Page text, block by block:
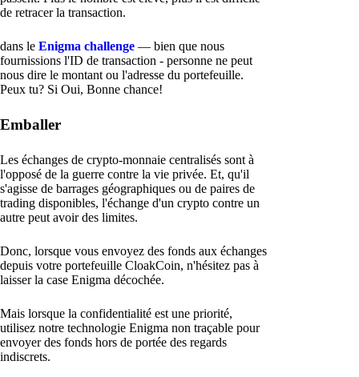
de retracer la transaction.
dans le Enigma challenge — bien que nous
fournissions l'ID de transaction - personne ne peut
nous dire le montant ou l'adresse du portefeuille.
Peux tu? Si Oui, Bonne chance!
Emballer
Les échanges de crypto-monnaie centralisés sont à
l'opposé de la guerre contre la vie privée. Et, qu'il
s'agisse de barrages géographiques ou de paires de
trading disponibles, l'échange d'un crypto contre un
autre peut avoir des limites.
Donc, lorsque vous envoyez des fonds aux échanges
depuis votre portefeuille CloakCoin, n'hésitez pas à
laisser la case Enigma décochée.
Mais lorsque la confidentialité est une priorité,
utilisez notre technologie Enigma non traçable pour
envoyer des fonds hors de portée des regards
indiscrets.